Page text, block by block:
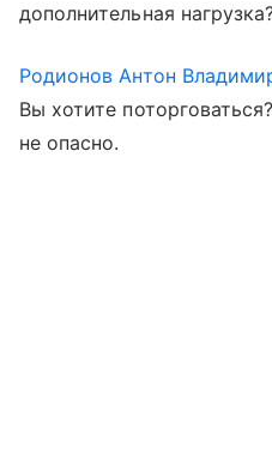
дополнительная
Родионов Антон
Вы хотите
не опасно.